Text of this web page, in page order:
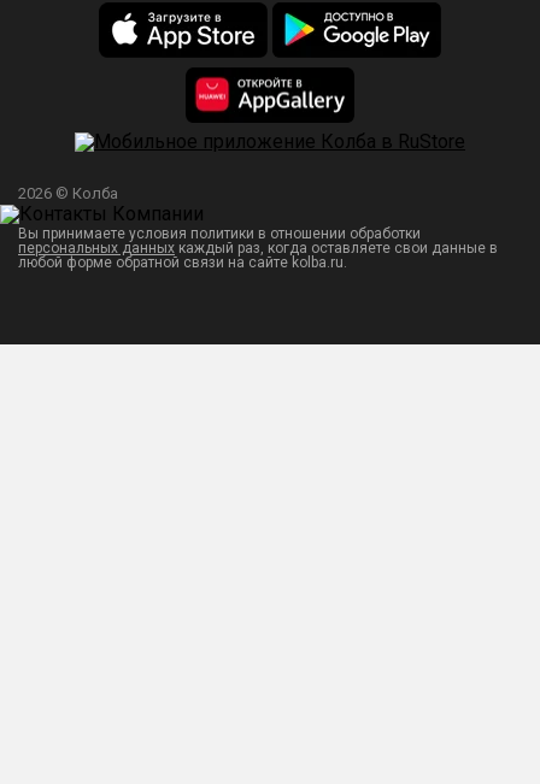
2026 © Колба
Вы принимаете условия политики в отношении обработки
персональных данных каждый раз, когда оставляете свои данные в
любой форме обратной связи на сайте kolba.ru.